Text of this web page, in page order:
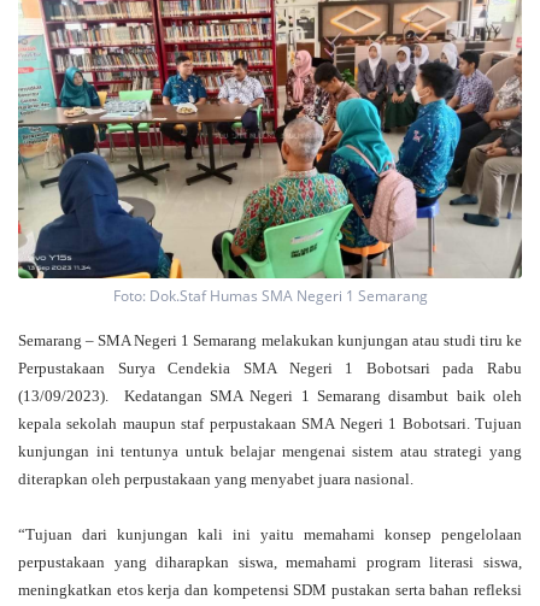
Foto: Dok.Staf Humas SMA Negeri 1 Semarang
Semarang – SMA Negeri 1 Semarang melakukan kunjungan atau studi tiru ke
Perpustakaan Surya Cendekia SMA Negeri 1 Bobotsari pada Rabu
(13/09/2023).
Kedatangan SMA Negeri 1 Semarang disambut baik oleh
kepala sekolah maupun staf perpustakaan SMA Negeri 1 Bobotsari. Tujuan
kunjungan ini tentunya untuk belajar mengenai sistem atau strategi yang
diterapkan oleh perpustakaan yang menyabet juara nasional.
“Tujuan dari kunjungan kali ini yaitu memahami konsep pengelolaan
perpustakaan yang diharapkan siswa, memahami program literasi siswa,
meningkatkan etos kerja dan kompetensi SDM pustakan serta bahan refleksi